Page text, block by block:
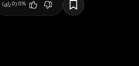
0%
(
0رای)